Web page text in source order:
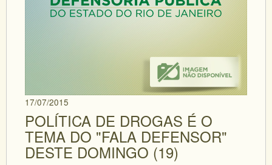
17/07/2015
POLÍTICA DE DROGAS É O
TEMA DO "FALA DEFENSOR"
DESTE DOMINGO (19)